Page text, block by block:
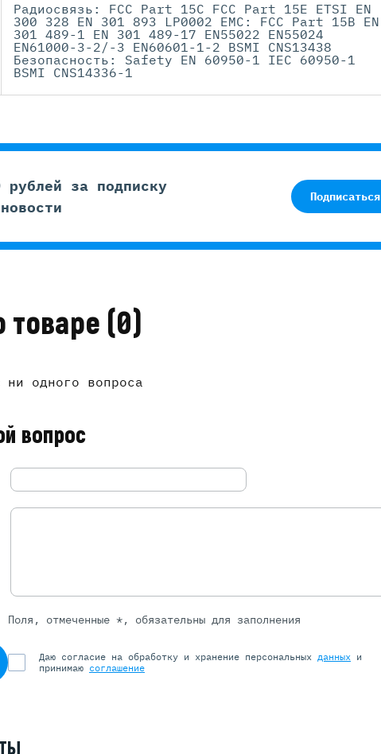
Радиосвязь: FCC Part 15C FCC Part 15E ETSI EN
300 328 EN 301 893 LP0002 EMC: FCC Part 15B EN
301 489-1 EN 301 489-17 EN55022 EN55024
EN61000-3-2/-3 EN60601-1-2 BSMI CNS13438
Безопасность: Safety EN 60950-1 IEC 60950-1
BSMI CNS14336-1
за подписку
Подписаться
товаре (0)
ни одного вопроса
вопрос
Поля, отмеченные *, обязательны для заполнения
Даю согласие на обработку и хранение персональных данных и
принимаю соглашение